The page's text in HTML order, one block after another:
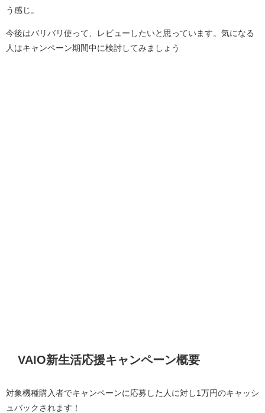
う感じ。
今後はバリバリ使って、レビューしたいと思っています。気になる
人はキャンペーン期間中に検討してみましょう
VAIO新生活応援キャンペーン概要
対象機種購入者でキャンペーンに応募した人に対し1万円のキャッシ
ュバックされます！